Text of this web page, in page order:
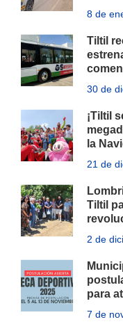
8 de
Tiltil
30 de
¡Tiltil
la
21 de
Tiltil
2 de
para
7 de